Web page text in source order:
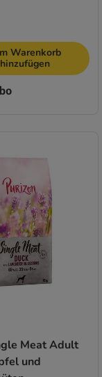
Warenkorb
hinzufügen
Meat Adult
und